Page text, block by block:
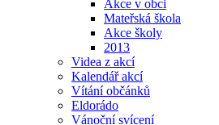
Akce v obci
Mateřská škola
Akce školy
2013
Videa z akcí
Kalendář akcí
Vítání občánků
Eldorádo
Vánoční svícení